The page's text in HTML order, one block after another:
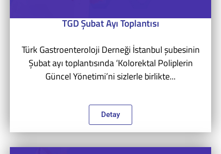
TGD Şubat Ayı Toplantısı
Türk Gastroenteroloji Derneği İstanbul şubesinin
Şubat ayı toplantısında ‘Kolorektal Poliplerin
Güncel Yönetimi’ni sizlerle birlikte...
Detay